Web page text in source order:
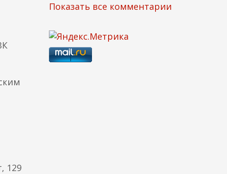
129
Показать все комментарии